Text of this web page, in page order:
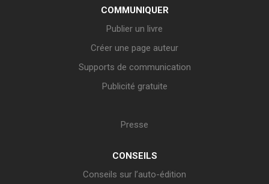
COMMUNIQUER
Publier un livre
Créer une page auteur
Supports de communication
Publicité gratuite
Presse
CONSEILS
Conseils sur l’auto-édition